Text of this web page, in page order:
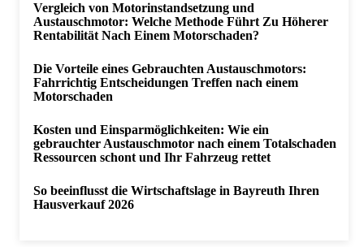
Vergleich von Motorinstandsetzung und
Austauschmotor: Welche Methode Führt Zu Höherer
Rentabilität Nach Einem Motorschaden?
Die Vorteile eines Gebrauchten Austauschmotors:
Fahrrichtig Entscheidungen Treffen nach einem
Motorschaden
Kosten und Einsparmöglichkeiten: Wie ein
gebrauchter Austauschmotor nach einem Totalschaden
Ressourcen schont und Ihr Fahrzeug rettet
So beeinflusst die Wirtschaftslage in Bayreuth Ihren
Hausverkauf 2026